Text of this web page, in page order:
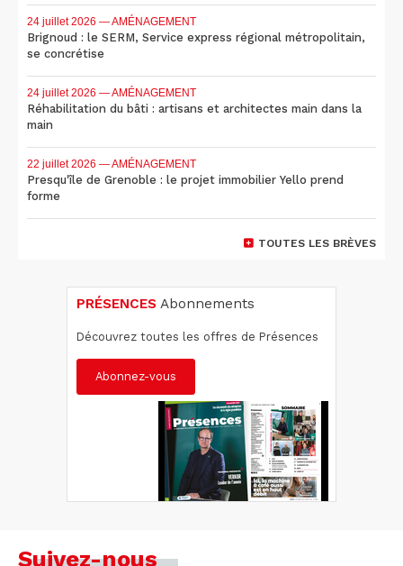
24 juillet 2026 — AMÉNAGEMENT
Brignoud : le SERM, Service express régional métropolitain,
se concrétise
24 juillet 2026 — AMÉNAGEMENT
Réhabilitation du bâti : artisans et architectes main dans la
main
22 juillet 2026 — AMÉNAGEMENT
Presqu'île de Grenoble : le projet immobilier Yello prend
forme
TOUTES LES BRÈVES
PRÉSENCES Abonnements
Découvrez toutes les offres de Présences
Abonnez-vous
Suivez-nous